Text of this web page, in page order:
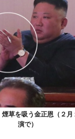
草を吸う金正恩（２
演で）